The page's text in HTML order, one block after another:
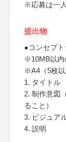
※応募は一
提出物
●コンセプト
※10MB以内
※A4（5枚
1. タイトル
2. 制作意図
ること）
3. ビジュア
4. 説明